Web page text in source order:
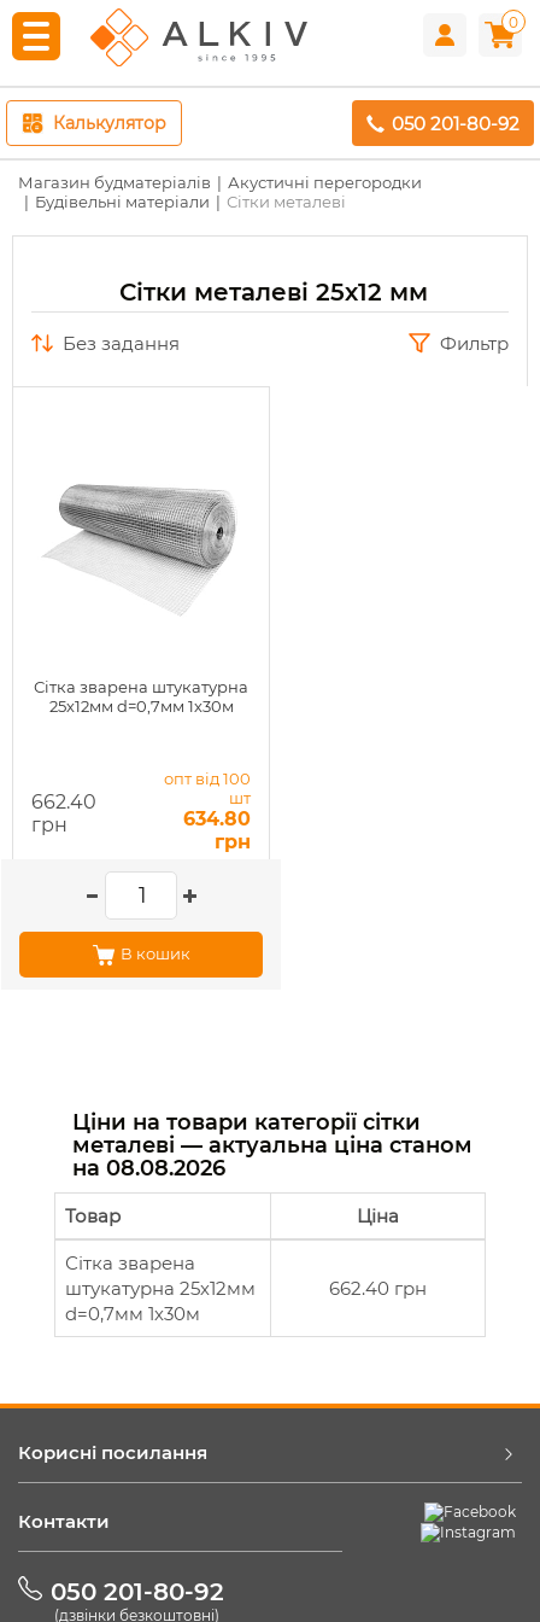
0
Калькулятор 050 201-80-92
Магазин будматеріалів
Акустичні перегородки
Будівельні матеріали
Сітки металеві
Сітки металеві 25х12 мм
без задання Фильтр
Сітка зварена штукатурна
25х12мм d=0,7мм 1х30м
662.40
грн
опт від 100
шт
634.80
грн
В кошик
Ціни на товари категорії сітки
металеві — актуальна ціна станом
на 08.08.2026
Товар Ціна
Сітка зварена
штукатурна 25х12мм
d=0,7мм 1х30м
662.40 грн
Корисні посилання
Контакти
050 201-80-92
(дзвінки безкоштовні)